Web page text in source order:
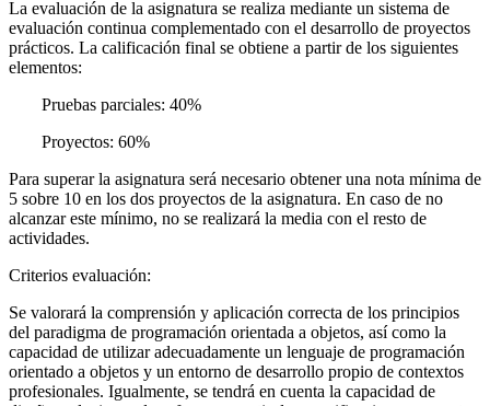
La evaluación de la asignatura se realiza mediante un sistema de
evaluación continua complementado con el desarrollo de proyectos
prácticos. La calificación final se obtiene a partir de los siguientes
elementos:
Pruebas parciales: 40%
Proyectos: 60%
Para superar la asignatura será necesario obtener una nota mínima de
5 sobre 10 en los dos proyectos de la asignatura. En caso de no
alcanzar este mínimo, no se realizará la media con el resto de
actividades.
Criterios evaluación:
Se valorará la comprensión y aplicación correcta de los principios
del paradigma de programación orientada a objetos, así como la
capacidad de utilizar adecuadamente un lenguaje de programación
orientado a objetos y un entorno de desarrollo propio de contextos
profesionales. Igualmente, se tendrá en cuenta la capacidad de